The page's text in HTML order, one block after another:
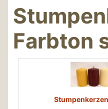
Farbton